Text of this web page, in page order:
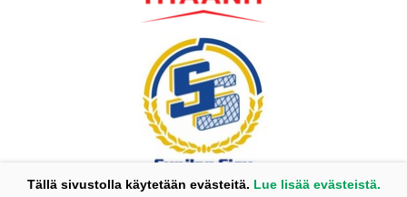
Tällä sivustolla käytetään evästeitä. Lue lisää evästeistä.